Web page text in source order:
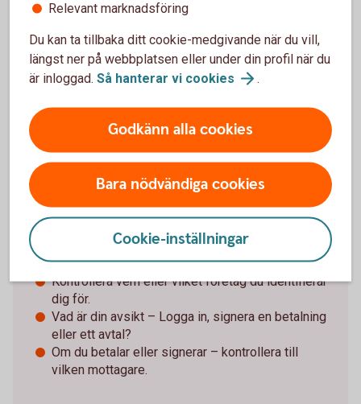
Särskilt om det försvunnit pengar. Spara och
dokumentera så mycket information som möjligt
för att kunna överlämna till brottsutredande
myndigheter i jakten på förövarna.
Tips för Mobilt BankID och
säkerhetsdosan
Använd aldrig e-legitimation (Mobilt BankID) eller
säkerhetsdosan om någon oväntat kontaktar dig.
Läs alltid texten innan du loggar in eller
godkänner.
Kontrollera vem eller vilket företag du identifierar
dig för.
Vad är din avsikt – Logga in, signera en betalning
eller ett avtal?
Om du betalar eller signerar – kontrollera till
vilken mottagare.
Relevant marknadsföring
Du kan ta tillbaka ditt cookie-medgivande när du vill,
längst ner på webbplatsen eller under din profil när du
är inloggad. Så hanterar vi cookies .
Godkänn alla cookies
Bara nödvändiga cookies
Cookie-inställningar